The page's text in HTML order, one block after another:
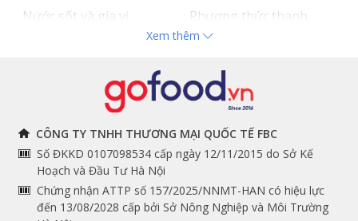
Mỹ Snake River Farms có giá mềm hơn. Những phần
triệu đồng. Với mức giá có phần dễ thở hơn, sản phẩm
này hứa hẹn sẽ thu hút nhiều người tiêu dùng Việt bởi
mùi vị thơm ngon cực tuyệt hảo.
Chế biến món ngon với dẻ sườn bò
Wagyu Mỹ
Như đã đề cập phía trên,dẻ sườn bò Wagyu Mỹ
Nước sốt và gia vị
Phương thức thanh
toán
Tuyển dụng
THÔNG TIN
Chính sách và quy định
chung
Hướng dẫn đặt hàng
THEO DÕI NGAY
Facebook
Instagram
Youtube
Xem thêm
CÔNG TY TNHH THƯƠNG MẠI QUỐC TẾ FBC
Số ĐKKD 0107098534 cấp ngày 12/11/2015 do Sở Kế
Hoạch và Đầu Tư Hà Nội
Chứng nhận ATTP số 157/2025/NNMT-HAN có hiệu lực
đến 13/08/2028 cấp bởi Sở Nông Nghiệp và Môi Trường